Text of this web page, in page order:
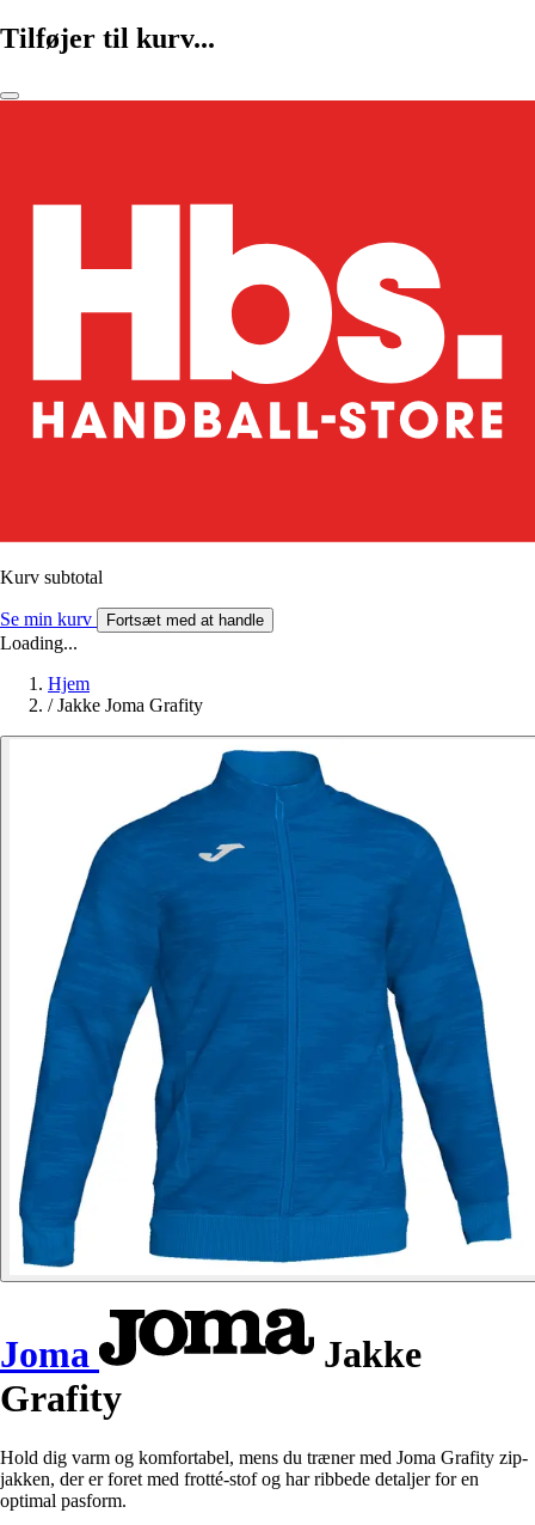
Tilføjer til kurv...
Kurv subtotal
Se min kurv Fortsæt med at handle
Loading...
Hjem
/ Jakke Joma Grafity
Joma
Jakke
Grafity
Hold dig varm og komfortabel, mens du træner med Joma Grafity zip-
jakken, der er foret med frotté-stof og har ribbede detaljer for en
optimal pasform.